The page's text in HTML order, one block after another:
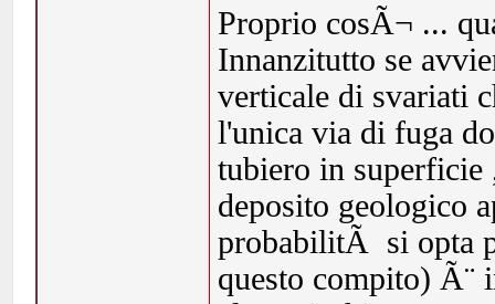
Proprio cosÃ¬ ...
Innanzitutto se
verticale di svariati
l'unica via di fuga
tubiero in
deposito geologico
probabilitÃ si opta
questo compito) Ã¨